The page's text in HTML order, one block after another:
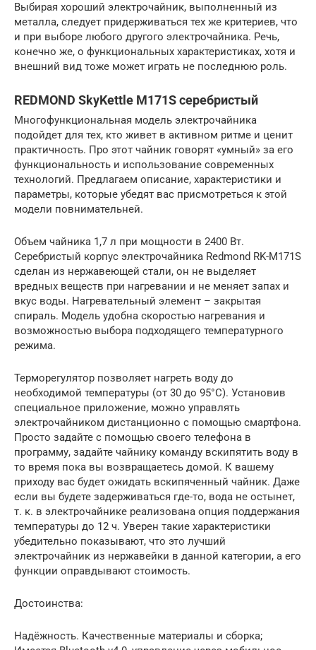
Выбирая хороший электрочайник, выполненный из
металла, следует придерживаться тех же критериев, что
и при выборе любого другого электрочайника. Речь,
конечно же, о функциональных характеристиках, хотя и
внешний вид тоже может играть не последнюю роль.
REDMOND SkyKettle M171S серебристый
Многофункциональная модель электрочайника
подойдет для тех, кто живет в активном ритме и ценит
практичность. Про этот чайник говорят «умный» за его
функциональность и использование современных
технологий. Предлагаем описание, характеристики и
параметры, которые убедят вас присмотреться к этой
модели повнимательней.
Объем чайника 1,7 л при мощности в 2400 Вт.
Серебристый корпус электрочайника Redmond RK-M171S
сделан из нержавеющей стали, он не выделяет
вредных веществ при нагревании и не меняет запах и
вкус воды. Нагревательный элемент – закрытая
спираль. Модель удобна скоростью нагревания и
возможностью выбора подходящего температурного
режима.
Терморегулятор позволяет нагреть воду до
необходимой температуры (от 30 до 95°С). Установив
специальное приложение, можно управлять
электрочайником дистанционно с помощью смартфона.
Просто задайте с помощью своего телефона в
программу, задайте чайнику команду вскипятить воду в
то время пока вы возвращаетесь домой. К вашему
приходу вас будет ожидать вскипяченный чайник. Даже
если вы будете задерживаться где-то, вода не остынет,
т. к. в электрочайнике реализована опция поддержания
температуры до 12 ч. Уверен такие характеристики
убедительно показывают, что это лучший
электрочайник из нержавейки в данной категории, а его
функции оправдывают стоимость.
Достоинства:
Надёжность. Качественные материалы и сборка;